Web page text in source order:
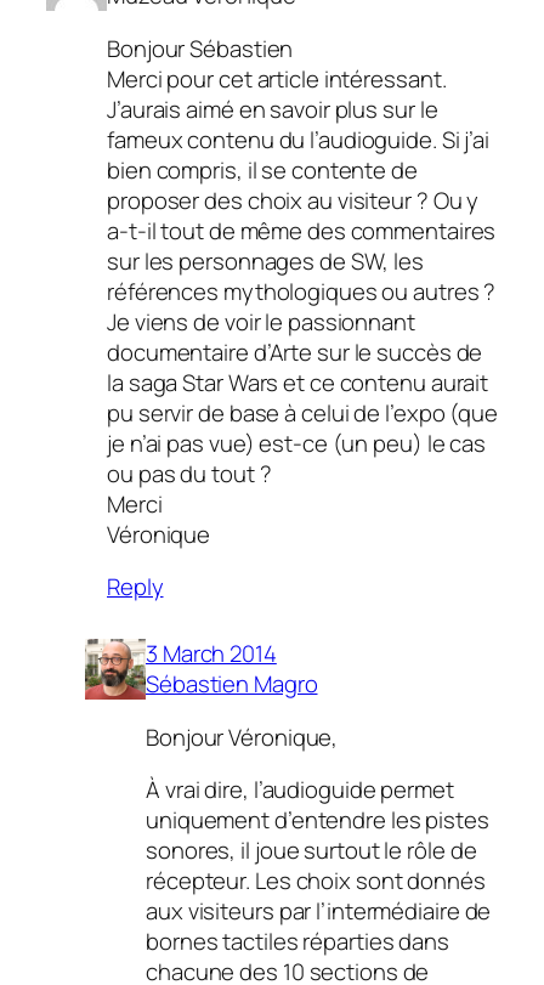
Bonjour Sébastien
Merci pour cet article intéressant.
J’aurais aimé en savoir plus sur le
fameux contenu du l’audioguide. Si j’ai
bien compris, il se contente de
proposer des choix au visiteur ? Ou y
a-t-il tout de même des commentaires
sur les personnages de SW, les
références mythologiques ou autres ?
Je viens de voir le passionnant
documentaire d’Arte sur le succès de
la saga Star Wars et ce contenu aurait
pu servir de base à celui de l’expo (que
je n’ai pas vue) est-ce (un peu) le cas
ou pas du tout ?
Merci
Véronique
Reply
3 March 2014
Sébastien Magro
Bonjour Véronique,
À vrai dire, l’audioguide permet
uniquement d’entendre les pistes
sonores, il joue surtout le rôle de
récepteur. Les choix sont donnés
aux visiteurs par l’intermédiaire de
bornes tactiles réparties dans
chacune des 10 sections de